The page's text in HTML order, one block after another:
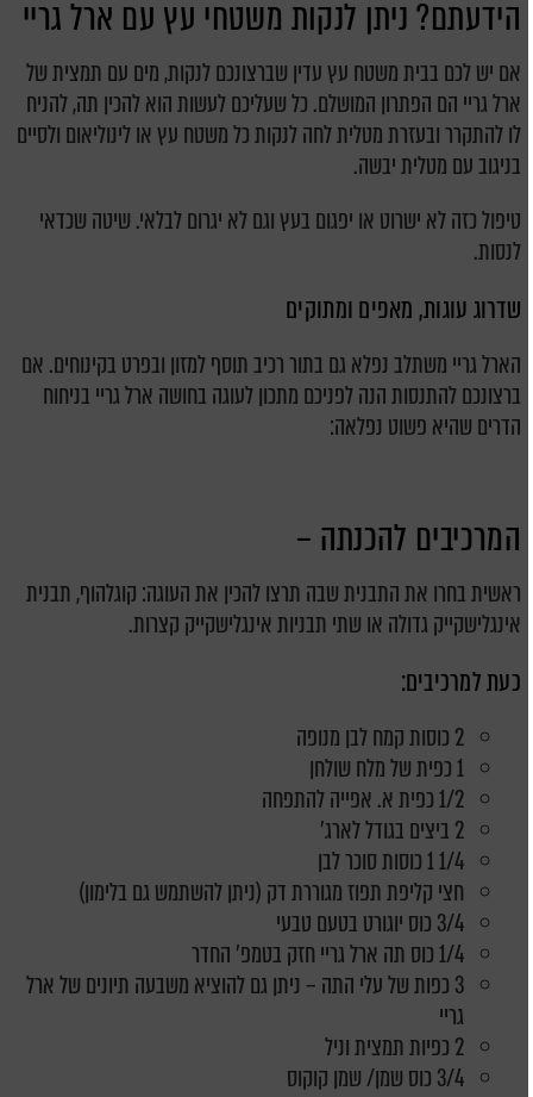
הידעתם? ניתן לנקות משטחי עץ עם ארל גריי
אם יש לכם בבית משטח עץ עדין שברצונכם לנקות, מים עם תמצית של
ארל גריי הם הפתרון המושלם. כל שעליכם לעשות הוא להכין תה, להניח
לו להתקרר ובעזרת מטלית לחה לנקות כל משטח עץ או לינוליאום ולסיים
בניגוב עם מטלית יבשה.
טיפול כזה לא ישרוט או יפגום בעץ וגם לא יגרום לבלאי. שיטה שכדאי
לנסות.
שדרוג עוגות, מאפים ומתוקים
הארל גריי משתלב נפלא גם בתור רכיב תוסף למזון ובפרט בקינוחים. אם
ברצונכם להתנסות הנה לפניכם מתכון לעוגה בחושה ארל גריי בניחוח
הדרים שהיא פשוט נפלאה:
המרכיבים להכנתה –
ראשית בחרו את התבנית שבה תרצו להכין את העוגה: קוגלהוף, תבנית
אינגלישקייק גדולה או שתי תבניות אינגלישקייק קצרות.
כעת למרכיבים:
2 כוסות קמח לבן מנופה
1 כפית של מלח שולחן
1/2 כפית א. אפייה להתפחה
2 ביצים בגודל לארג'
1/4 1 כוסות סוכר לבן
חצי קליפת תפוז מגוררת דק (ניתן להשתמש גם בלימון)
3/4 כוס יוגורט בטעם טבעי
1/4 כוס תה ארל גריי חזק בטמפ' החדר
3 כפות של עלי התה – ניתן גם להוציא משבעה תיונים של ארל
גריי
2 כפיות תמצית וניל
3/4 כוס שמן/ שמן קוקוס